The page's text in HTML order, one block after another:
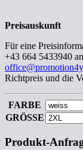
Preisauskunft
Für eine
+43 664 5433940
Richtpreis und die
FARBE
GRÖSSE
Produkt-